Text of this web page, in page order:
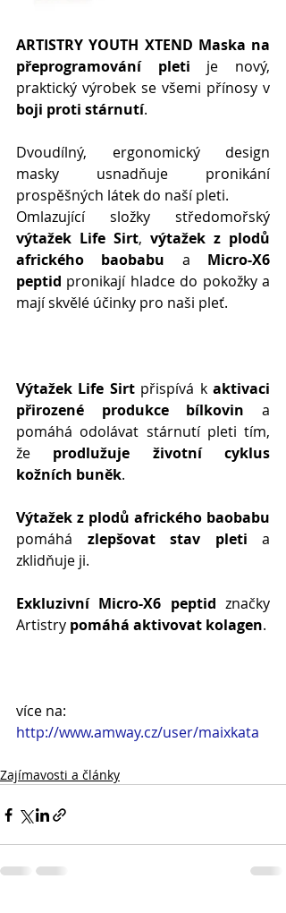
ARTISTRY YOUTH XTEND Maska na
přeprogramování pleti je nový,
boji proti stárnutí.
Dvoudílný, ergonomický design
masky usnadňuje pronikání
prospěšných látek do naší pleti.
výtažek Life Sirt, výtažek z plodů
afrického baobabu a Micro-X6
peptid pronikají hladce do pokožky a
mají skvělé účinky pro naši pleť.
Výtažek Life Sirt přispívá k aktivaci
přirozené produkce bílkovin a
pomáhá odolávat stárnutí pleti tím,
že prodlužuje životní cyklus
kožních buněk.
Výtažek z plodů afrického baobabu
pomáhá zlepšovat stav pleti a
zklidňuje ji.
Exkluzivní Micro-X6 peptid značky
Artistry pomáhá aktivovat kolagen.
více na:
http://www.amway.cz/user/maixkata
Zajímavosti a články